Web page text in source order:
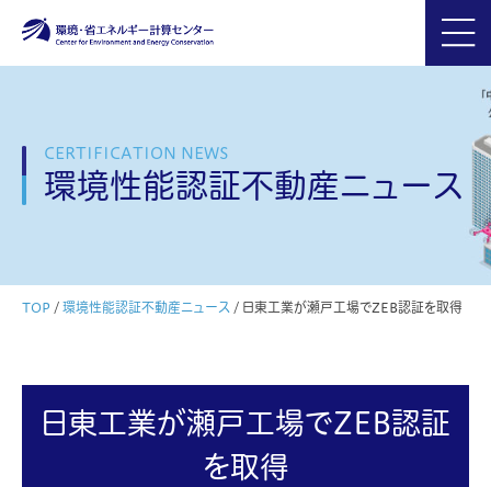
CERTIFICATION NEWS
環境性能認証不動産ニュース
TOP / 環境性能認証不動産ニュース / 日東工業が瀬戸工場でZEB認証を取得
日東工業が瀬戸工場でZEB認証
を取得